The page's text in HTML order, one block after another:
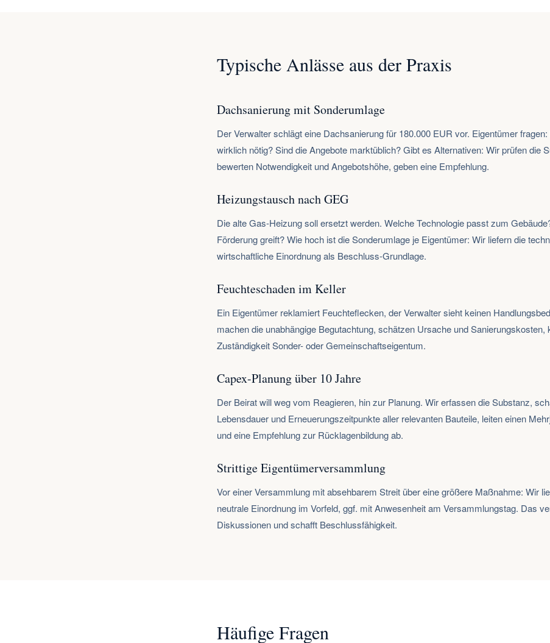
Typische Anlässe aus der Praxis
Dachsanierung mit Sonderumlage
Der Verwalter schlägt eine Dachsanierung für 180.000 EUR vor. Eigentümer
wirklich nötig? Sind die Angebote marktüblich? Gibt es Alternativen: Wir prüfen die
bewerten Notwendigkeit und Angebotshöhe, geben eine Empfehlung.
Heizungstausch nach GEG
Die alte Gas-Heizung soll ersetzt werden. Welche Technologie passt zum
Förderung greift? Wie hoch ist die Sonderumlage je Eigentümer: Wir liefern die
wirtschaftliche Einordnung als Beschluss-Grundlage.
Feuchteschaden im Keller
Ein Eigentümer reklamiert Feuchteflecken, der Verwalter sieht keinen
machen die unabhängige Begutachtung, schätzen Ursache und Sanierungskosten,
Zuständigkeit Sonder- oder Gemeinschaftseigentum.
Capex-Planung über 10 Jahre
Der Beirat will weg vom Reagieren, hin zur Planung. Wir erfassen die Substanz,
Lebensdauer und Erneuerungszeitpunkte aller relevanten Bauteile, leiten einen
und eine Empfehlung zur Rücklagenbildung ab.
Strittige Eigentümerversammlung
Vor einer Versammlung mit absehbarem Streit über eine größere Maßnahme: Wir
neutrale Einordnung im Vorfeld, ggf. mit Anwesenheit am Versammlungstag. Das
Diskussionen und schafft Beschlussfähigkeit.
Häufige Fragen